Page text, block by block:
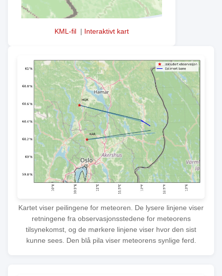
KML-fil | Interaktivt kart
Kartet viser peilingene for meteoren. De lysere linjene viser
retningene fra observasjonsstedene for meteorens
tilsynekomst, og de mørkere linjene viser hvor den sist
kunne sees. Den blå pila viser meteorens synlige ferd.